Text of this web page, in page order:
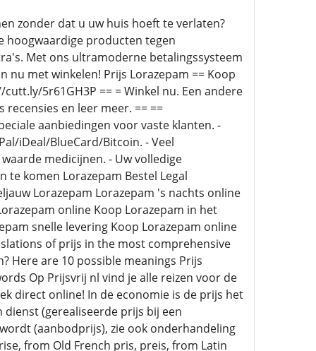
zonder dat u uw huis hoeft te verlaten?
hoogwaardige producten tegen
Met ons ultramoderne betalingssysteem
nu met winkelen! Prijs Lorazepam == Koop
5r61GH3P == = Winkel nu. Een andere
en leer meer. == ==
aanbiedingen voor vaste klanten. -
iDeal/BlueCard/Bitcoin. - Veel
medicijnen. - Uw volledige
komen Lorazepam Bestel Legal
Lorazepam Lorazepam 's nachts online
online Koop Lorazepam in het
snelle levering Koop Lorazepam online
of prijs in the most comprehensive
Here are 10 possible meanings Prijs
Op Prijsvrij nl vind je alle reizen voor de
direct online! In de economie is de prijs het
(gerealiseerde prijs bij een
(aanbodprijs), zie ook onderhandeling
from Old French pris, preis, from Latin